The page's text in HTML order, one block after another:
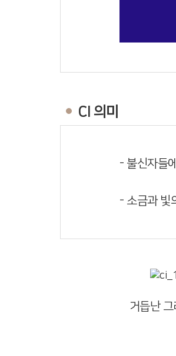
CI 의미
- 불신자들
- 소금과 빛
거듭난